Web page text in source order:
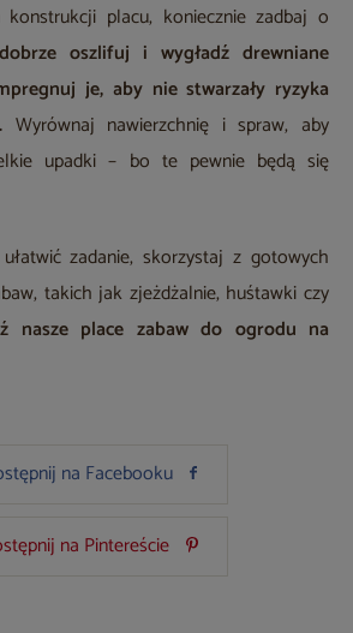
konstrukcji placu, koniecznie zadbaj o
dobrze oszlifuj i wygładź drewniane
je, aby nie stwarzały ryzyka
Wyrównaj nawierzchnię i spraw, aby
upadki – bo te pewnie będą się
zadanie, skorzystaj z gotowych
takich jak zjeżdżalnie, huśtawki czy
nasze place zabaw do ogrodu na
na Facebooku
na Pintereście